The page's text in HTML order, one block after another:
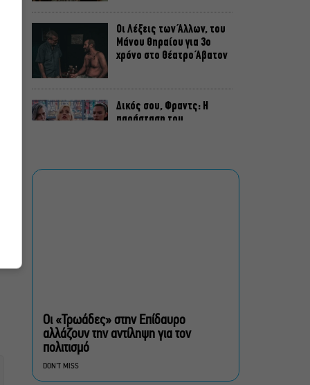
Οι Λέξεις των Άλλων, του
Μάνου Θηραίου για 3ο
χρόνο στο Θέατρο Άβατον
Δικός σου, Φραντς: Η
παράσταση του
Χριστίνας Κυριαζίδη στο
Δημοτικό Θέατρο Πειραιά
Οι «Τρωάδες» στην Επίδαυρο
αλλάζουν την αντίληψη για τον
πολιτισμό
DON'T MISS